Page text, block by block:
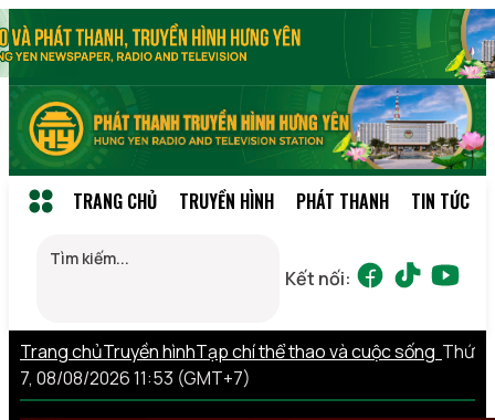
TRANG CHỦ TRUYỀN HÌNH PHÁT THANH TIN TỨC
Kết nối:
Trang chủTruyền hìnhTạp chí thể thao và cuộc sống Thứ
7, 08/08/2026 11:53 (GMT+7)